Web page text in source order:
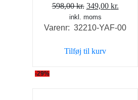
598,00kr. Den
oprindelige
pris
598,00 kr..
349,00 kr.
pris
inkl. moms
Varenr: 32210-YAF-00
Tilføj til kurv
-29%